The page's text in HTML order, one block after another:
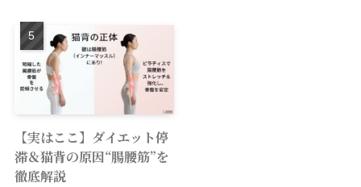
【実はここ】ダイエット停
滞＆猫背の原因“腸腰筋”を
徹底解説